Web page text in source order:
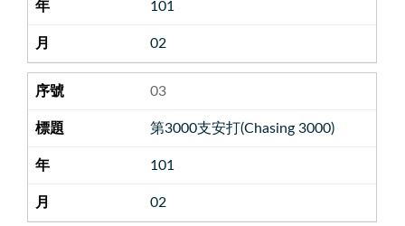
101
02
03
第3000支安打(Chasing 3000)
101
02